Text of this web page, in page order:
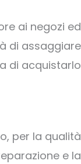
ai negozi ed
di assaggiare
di acquistarlo.
per la qualità
e la